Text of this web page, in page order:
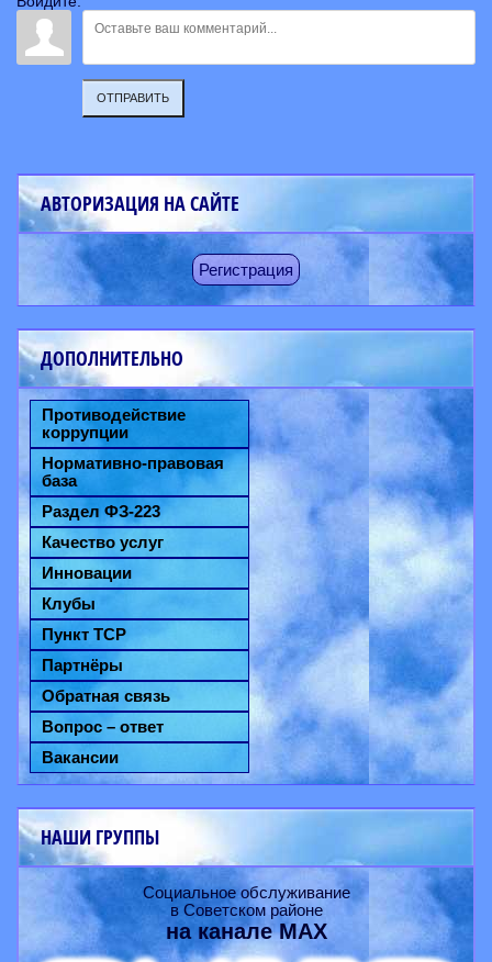
ОТПРАВИТЬ
АВТОРИЗАЦИЯ НА САЙТЕ
Регистрация
ДОПОЛНИТЕЛЬНО
Противодействие
коррупции
Нормативно-правовая
база
Раздел ФЗ-223
Качество услуг
Инновации
Клубы
Пункт ТСР
Партнёры
Обратная связь
Вопрос – ответ
Вакансии
НАШИ ГРУППЫ
Социальное обслуживание
в Советском районе
на каналеMAX